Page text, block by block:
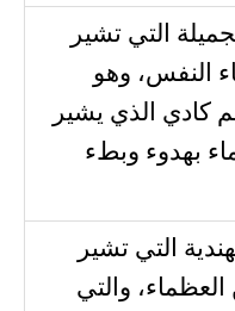
التي تشير
النفس، وهو
الذي يشير
بهدوء وبطء
التي تشير
العظماء، والتي